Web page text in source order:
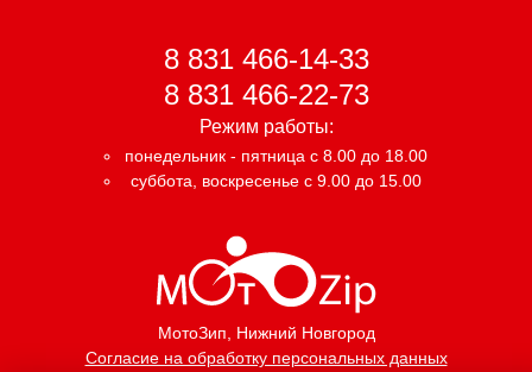
МотоЗип, Нижний Новгород
Согласие на обработку персональных данных
8 831 466-14-33
8 831 466-22-73
Режим работы:
понедельник - пятница с 8.00 до 18.00
суббота, воскресенье с 9.00 до 15.00